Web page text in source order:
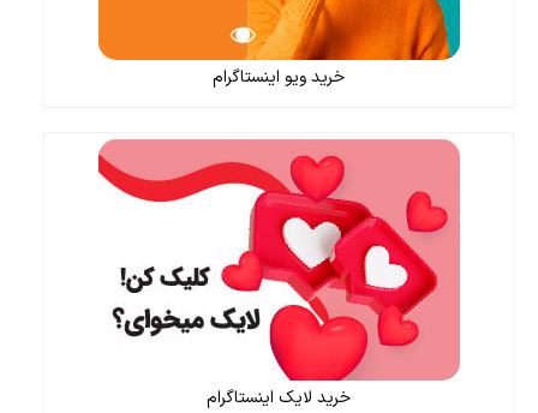
خرید ویو اینستاگرام
خرید لایک اینستاگرام